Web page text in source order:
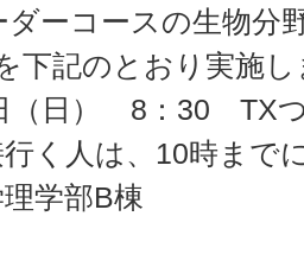
ーコースの生物分
下記のとおり実施
（日） 8：30 TX
く人は、10時まで
学部B棟